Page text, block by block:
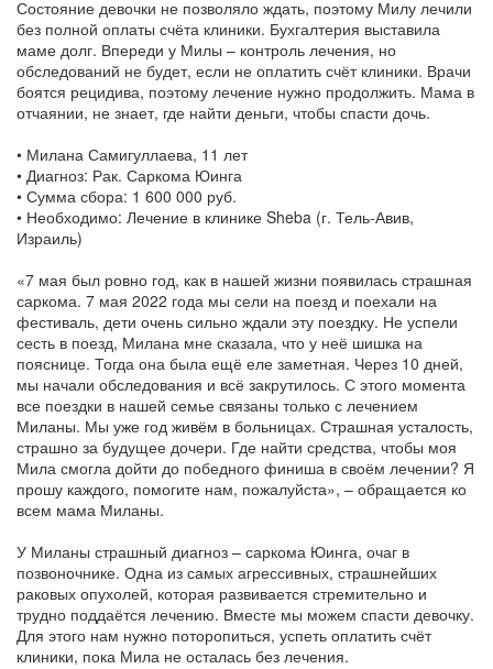
Состояние девочки не позволяло ждать, поэтому Милу лечили
без полной оплаты счёта клиники. Бухгалтерия выставила
маме долг. Впереди у Милы – контроль лечения, но
обследований не будет, если не оплатить счёт клиники. Врачи
боятся рецидива, поэтому лечение нужно продолжить. Мама в
отчаянии, не знает, где найти деньги, чтобы спасти дочь.
• Милана Самигуллаева, 11 лет
• Диагноз: Рак. Саркома Юинга
• Сумма сбора: 1 600 000 руб.
• Необходимо: Лечение в клинике Sheba (г. Тель-Авив,
Израиль)
«7 мая был ровно год, как в нашей жизни появилась страшная
саркома. 7 мая 2022 года мы сели на поезд и поехали на
фестиваль, дети очень сильно ждали эту поездку. Не успели
сесть в поезд, Милана мне сказала, что у неё шишка на
пояснице. Тогда она была ещё еле заметная. Через 10 дней,
мы начали обследования и всё закрутилось. С этого момента
все поездки в нашей семье связаны только с лечением
Миланы. Мы уже год живём в больницах. Страшная усталость,
страшно за будущее дочери. Где найти средства, чтобы моя
Мила смогла дойти до победного финиша в своём лечении? Я
прошу каждого, помогите нам, пожалуйста», – обращается ко
всем мама Миланы.
У Миланы страшный диагноз – саркома Юинга, очаг в
позвоночнике. Одна из самых агрессивных, страшнейших
раковых опухолей, которая развивается стремительно и
трудно поддаётся лечению. Вместе мы можем спасти девочку.
Для этого нам нужно поторопиться, успеть оплатить счёт
клиники, пока Мила не осталась без лечения.